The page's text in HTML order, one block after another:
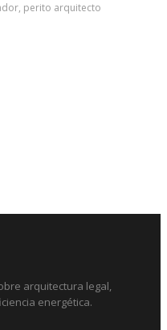
perito arquitecto
arquitectura legal,
energética.